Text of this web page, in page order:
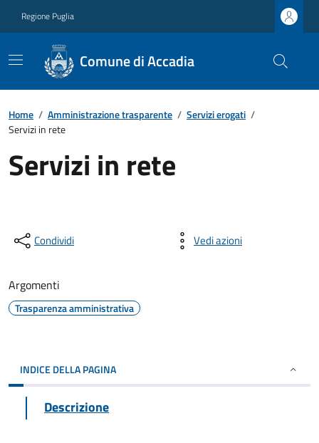
Regione Puglia
Comune di Accadia
Home / Amministrazione trasparente / Servizi erogati /
Servizi in rete
Servizi in rete
Condividi Vedi azioni
Argomenti
Trasparenza amministrativa
INDICE DELLA PAGINA
Descrizione